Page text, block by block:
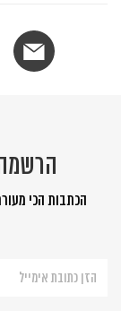
הכתבות הכי
לניוזלטר